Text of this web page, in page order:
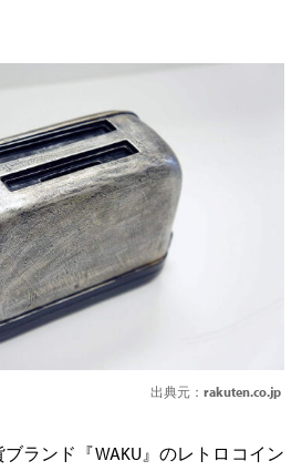
出典元： rakuten.co.jp
ランド『WAKU』のレトロコイン